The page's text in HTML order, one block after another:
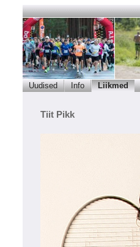
Uudised Info Liikmed
Tiit Pikk